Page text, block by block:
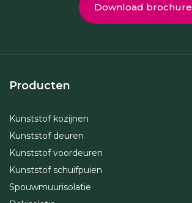
Download brochure
Producten
Kunststof kozijnen
Kunststof deuren
Kunststof voordeuren
Kunststof schuifpuien
Spouwmuurisolatie